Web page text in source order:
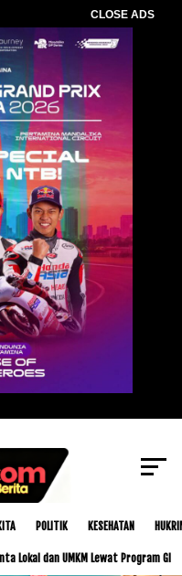
CLOSE ADS
POLITIK KESEHATAN
UMKM Lewat Program Glorious Golo